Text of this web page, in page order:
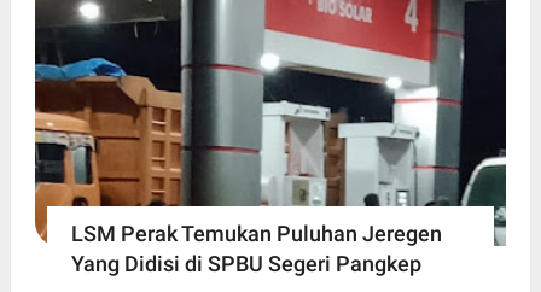
LSM Perak Temukan Puluhan Jeregen
Yang Didisi di SPBU Segeri Pangkep